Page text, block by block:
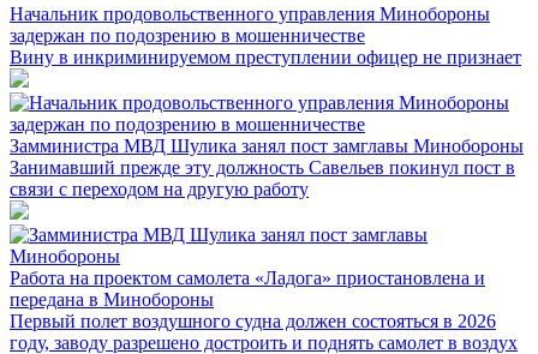
Начальник продовольственного управления Минобороны
задержан по подозрению в мошенничестве
Вину в инкриминируемом преступлении офицер не признает
Замминистра МВД Шулика занял пост замглавы Минобороны
Занимавший прежде эту должность Савельев покинул пост в
связи с переходом на другую работу
Работа на проектом самолета «Ладога» приостановлена и
передана в Минобороны
Первый полет воздушного судна должен состояться в 2026
году, заводу разрешено достроить и поднять самолет в воздух